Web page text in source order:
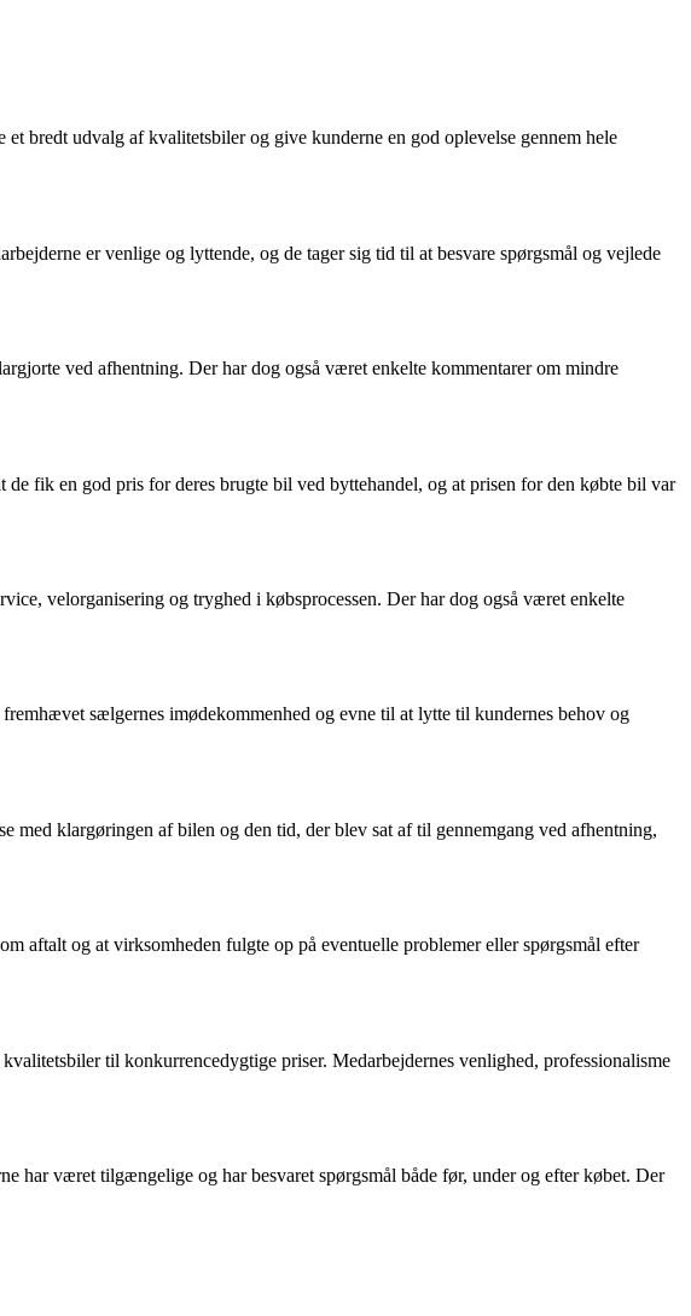
bredt udvalg af kvalitetsbiler og give kunderne en god oplevelse gennem hele
er venlige og lyttende, og de tager sig tid til at besvare spørgsmål og vejlede
ved afhentning. Der har dog også været enkelte kommentarer om mindre
fik en god pris for deres brugte bil ved byttehandel, og at prisen for den købte bil var
velorganisering og tryghed i købsprocessen. Der har dog også været enkelte
sælgernes imødekommenhed og evne til at lytte til kundernes behov og
klargøringen af bilen og den tid, der blev sat af til gennemgang ved afhentning,
aftalt og at virksomheden fulgte op på eventuelle problemer eller spørgsmål efter
til konkurrencedygtige priser. Medarbejdernes venlighed, professionalisme
har været tilgængelige og har besvaret spørgsmål både før, under og efter købet. Der